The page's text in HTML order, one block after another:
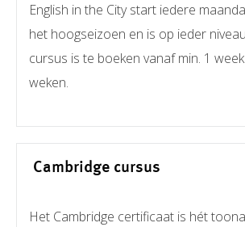
English in the City start iedere
het hoogseizoen en is op ieder
cursus is te boeken vanaf min. 1
weken.
Cambridge cursus
Het Cambridge certificaat is hét